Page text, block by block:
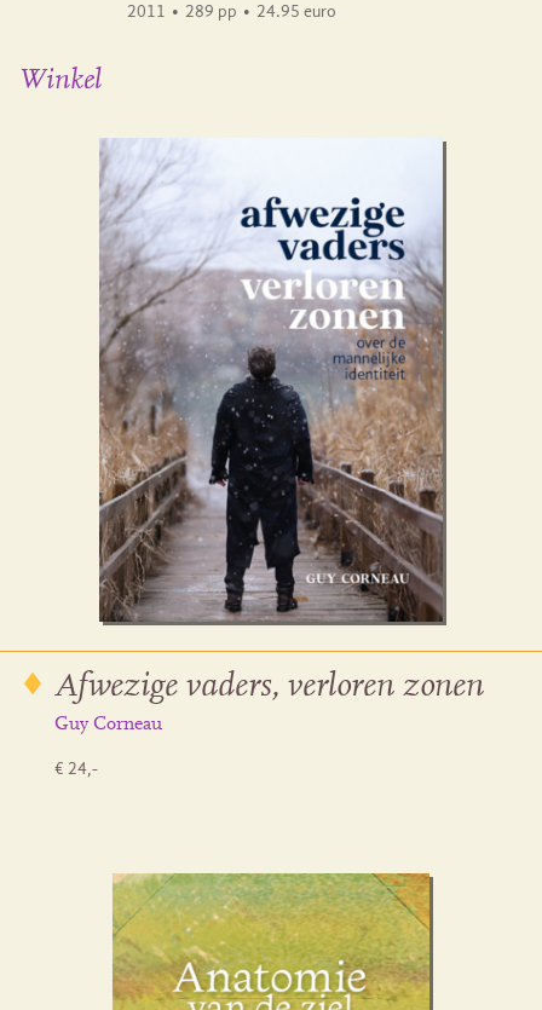
2011 • 289 pp • 24.95 euro
Winkel
Afwezige vaders, verloren zonen
Guy Corneau
€ 24,-